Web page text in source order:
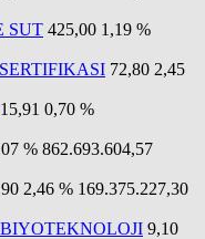
SUT 425,00 1,19 %
72,80 2,45
15,91 0,70 %
% 862.693.604,57
2,46 % 169.375.227,30
9,10